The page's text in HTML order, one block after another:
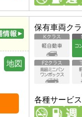
地図
保有車両ク
各種サービス